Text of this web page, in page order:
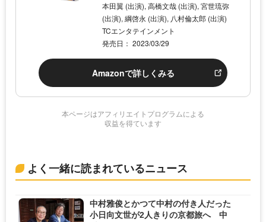
本田翼 (出演), 高橋文哉 (出演), 宮世琉弥
(出演), 綱啓永 (出演), 八村倫太郎 (出演)
TCエンタテインメント
発売日： 2023/03/29
Amazonで詳しくみる
本ページはアフィリエイトプログラムによる
収益を得ています
よく一緒に読まれているニュース
中村雅俊とかつて中村の付き人だった
小日向文世が2人きりの京都旅へ 中